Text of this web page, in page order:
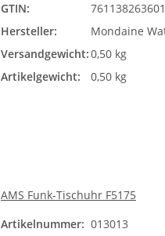
GTIN:
Hersteller:
Mondaine
Versandgewicht:0,50 kg
Artikelgewicht:
0,50 kg
AMS Funk-Tischuhr F5175
Artikelnummer: 013013